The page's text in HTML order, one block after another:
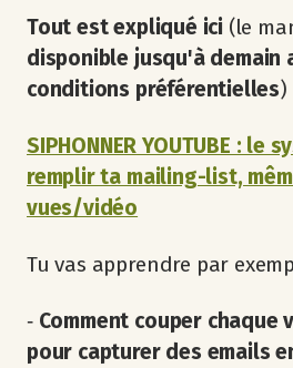
Tout est expliqué ici (le
disponible jusqu'à demain
conditions préférentielles)
SIPHONNER YOUTUBE : le
remplir ta mailing-list,
vues/vidéo
Tu vas apprendre par
‐ Comment couper chaque
pour capturer des emails